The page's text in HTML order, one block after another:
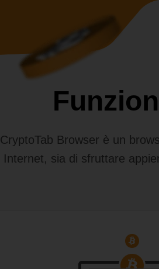
CryptoTab Browser è un
Internet, sia di sfruttare